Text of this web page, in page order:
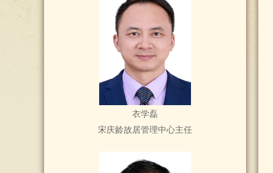
衣学磊
宋庆龄故居管理中心主任